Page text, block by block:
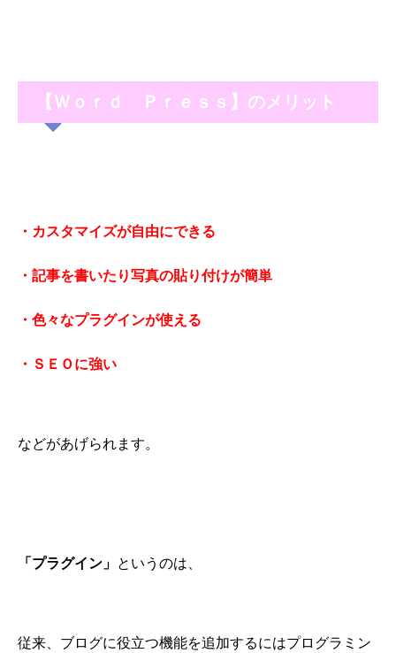
【Ｗｏｒｄ Ｐｒｅｓｓ】のメリット
・カスタマイズが自由にできる
・記事を書いたり写真の貼り付けが簡単
・色々なプラグインが使える
・ＳＥＯに強い
などがあげられます。
「プラグイン」 というのは、
従来、ブログに役立つ機能を追加するにはプログラミン